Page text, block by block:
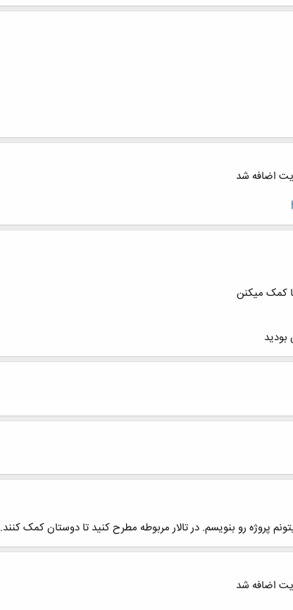
اضافه شد
کمک میکنن
بودید
پروژه رو بنویسم. در تالار مربوطه مطرح کنید تا دوستان کمک کنند.
اضافه شد